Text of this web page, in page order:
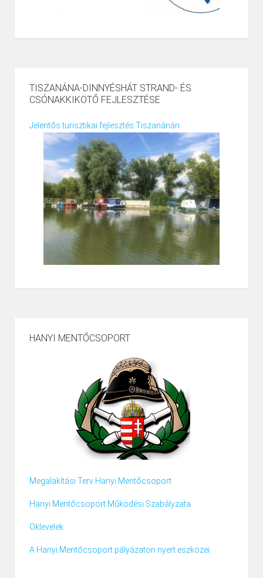
TISZANÁNA-DINNYÉSHÁT STRAND- ÉS
CSÓNAKKIKÖTŐ FEJLESZTÉSE
Jelentős turisztikai fejlesztés Tiszanánán
HANYI MENTŐCSOPORT
Megalakítási Terv Hanyi Mentőcsoport
Hanyi Mentőcsoport Működési Szabályzata
Oklevelek
A Hanyi Mentőcsoport pályázaton nyert eszközei